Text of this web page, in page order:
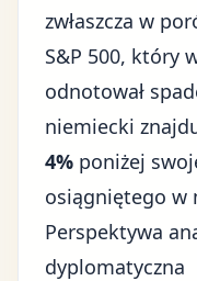
zwłaszcza w
S&P 500, który
odnotował
niemiecki
4% poniżej
osiągniętego w
Perspektywa
dyplomatyczna